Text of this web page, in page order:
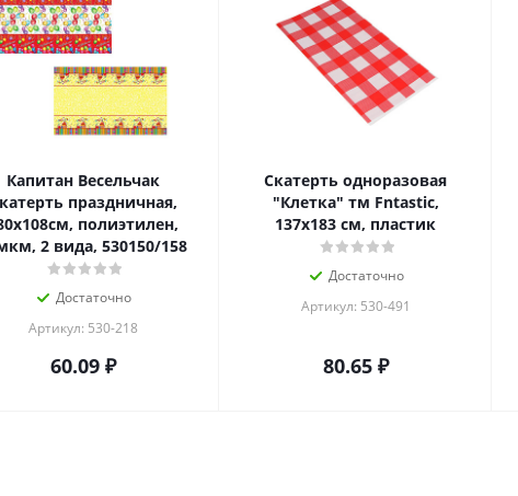
Капитан Весельчак
праздничная,
полиэтилен,
2 вида, 530150/158
Достаточно
Артикул: 530-218
60.09₽
Скатерть одноразовая
"Клетка" тм Fntastic,
137x183 см, пластик
Достаточно
Артикул: 530-491
80.65₽